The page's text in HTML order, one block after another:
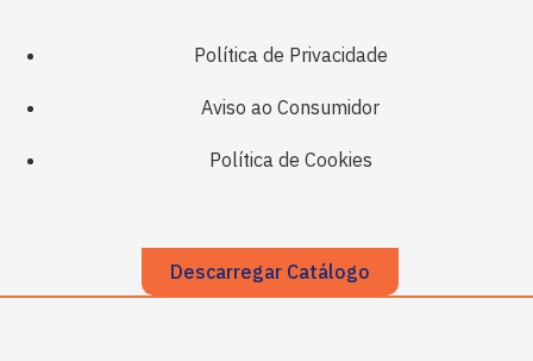
Política de Privacidade
Aviso ao Consumidor
Política de Cookies
Descarregar Catálogo